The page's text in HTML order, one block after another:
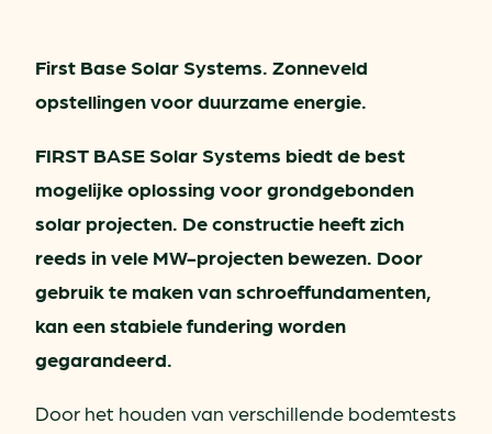
First Base Solar Systems. Zonneveld
opstellingen voor duurzame energie.
FIRST BASE Solar Systems biedt de best
mogelijke oplossing voor grondgebonden
solar projecten. De constructie heeft zich
reeds in vele MW-projecten bewezen. Door
gebruik te maken van schroeffundamenten,
kan een stabiele fundering worden
gegarandeerd.
Door het houden van verschillende bodemtests